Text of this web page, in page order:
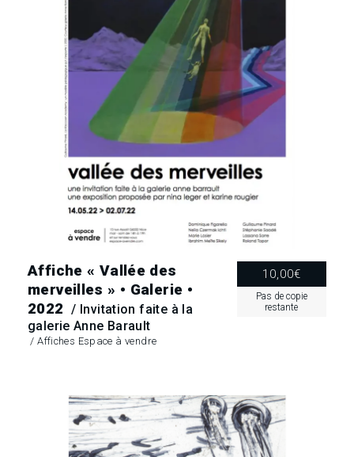
Affiche « Vallée des
merveilles » • Galerie •
2022 / Invitation faite à la
galerie Anne Barault
/Affiches Espace à vendre
10,00€
Pas de copie
restante